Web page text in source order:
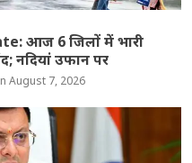
आज 6 जिलों में भारी
नदियां उफान पर
August 7, 2026